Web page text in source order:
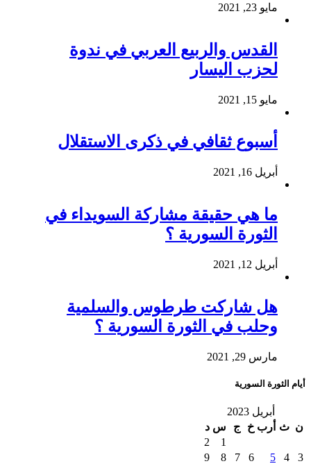
مايو 23, 2021
القدس والربيع العربي في ندوة
لحزب اليسار
مايو 15, 2021
أسبوع ثقافي في ذكرى الاستقلال
أبريل 16, 2021
ما هي حقيقة مشاركة السويداء في
الثورة السورية ؟
أبريل 12, 2021
هل شاركت طرطوس والسلمية
وحلب في الثورة السورية ؟
مارس 29, 2021
أيام الثورة السورية
أبريل 2023
ن ث أرب خ ج س د
1
2
3
4
5
6
7
8
9